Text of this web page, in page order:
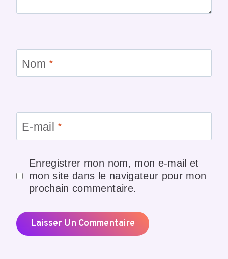
Nom*
E-mail*
Enregistrer mon nom, mon e-mail et
mon site dans le navigateur pour mon
prochain commentaire.